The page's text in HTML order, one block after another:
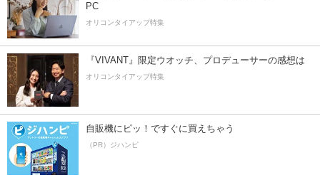
PC
オリコンタイアップ特集
『VIVANT』限定ウオッチ、プロデューサーの感想は
オリコンタイアップ特集
自販機にピッ！ですぐに買えちゃう
（PR）ジハンピ